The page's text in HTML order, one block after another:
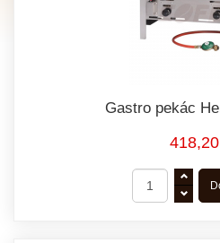
Gastro pekác